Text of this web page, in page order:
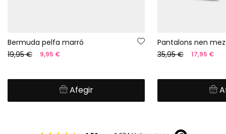
Bermuda pelfa marró
19,95 €
9,95 €
Afegir
Pantalons nen
35,95 €
17,95 €